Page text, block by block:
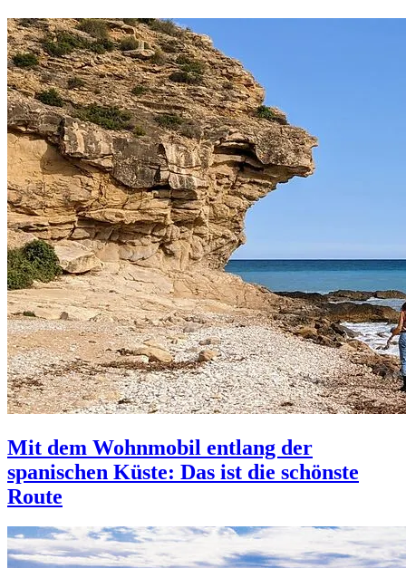
Mit dem Wohnmobil entlang der
spanischen Küste: Das ist die schönste
Route